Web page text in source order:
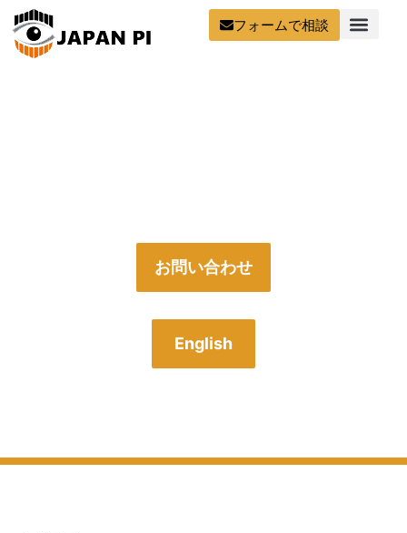
フォームで相談
お問い合わせ
English